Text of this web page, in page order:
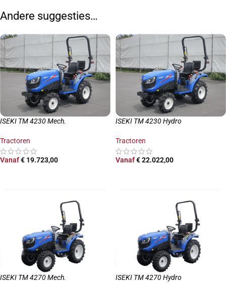
Andere suggesties…
ISEKI TM 4230 Mech.
Tractoren
Vanaf€ 19.723,00
ISEKI TM 4230 Hydro
Tractoren
Vanaf€22.022,00
ISEKI TM 4270 Mech. ISEKI TM 4270 Hydro